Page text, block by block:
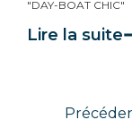
"DAY-BOAT CHIC"
Lire la suite